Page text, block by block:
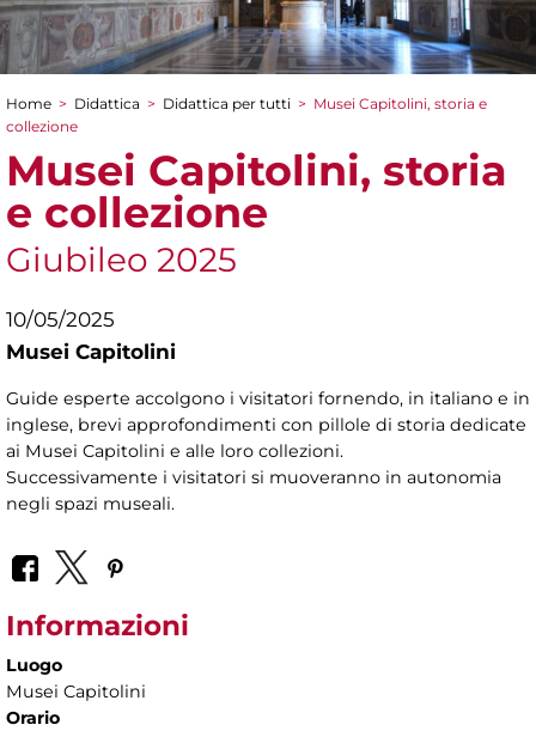
Tu sei qui
Home > Didattica > Didattica per tutti > Musei Capitolini, storia e
collezione
Musei Capitolini, storia
e collezione
Giubileo 2025
10/05/2025
Musei Capitolini
Guide esperte accolgono i visitatori fornendo, in italiano e in
inglese, brevi approfondimenti con pillole di storia dedicate
ai Musei Capitolini e alle loro collezioni.
Successivamente i visitatori si muoveranno in autonomia
negli spazi museali.
Informazioni
Luogo
Musei Capitolini
Orario